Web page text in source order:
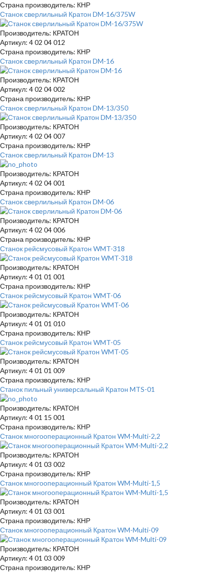
Страна производитель: КНР
Станок сверлильный Кратон DM-16/375W
Производитель: КРАТОН
Артикул: 4 02 04 012
Страна производитель: КНР
Станок сверлильный Кратон DM-16
Производитель: КРАТОН
Артикул: 4 02 04 002
Страна производитель: КНР
Станок сверлильный Кратон DM-13/350
Производитель: КРАТОН
Артикул: 4 02 04 007
Страна производитель: КНР
Станок сверлильный Кратон DM-13
Производитель: КРАТОН
Артикул: 4 02 04 001
Страна производитель: КНР
Станок сверлильный Кратон DM-06
Производитель: КРАТОН
Артикул: 4 02 04 006
Страна производитель: КНР
Станок рейсмусовый Кратон WMT-318
Производитель: КРАТОН
Артикул: 4 01 01 001
Страна производитель: КНР
Станок рейсмусовый Кратон WMT-06
Производитель: КРАТОН
Артикул: 4 01 01 010
Страна производитель: КНР
Станок рейсмусовый Кратон WMT-05
Производитель: КРАТОН
Артикул: 4 01 01 009
Страна производитель: КНР
Станок пильный универсальный Кратон MTS-01
Производитель: КРАТОН
Артикул: 4 01 15 001
Страна производитель: КНР
Станок многооперационный Кратон WM-Multi-2,2
Производитель: КРАТОН
Артикул: 4 01 03 002
Страна производитель: КНР
Станок многооперационный Кратон WM-Multi-1,5
Производитель: КРАТОН
Артикул: 4 01 03 001
Страна производитель: КНР
Станок многооперационный Кратон WM-Multi-09
Производитель: КРАТОН
Артикул: 4 01 03 009
Страна производитель: КНР